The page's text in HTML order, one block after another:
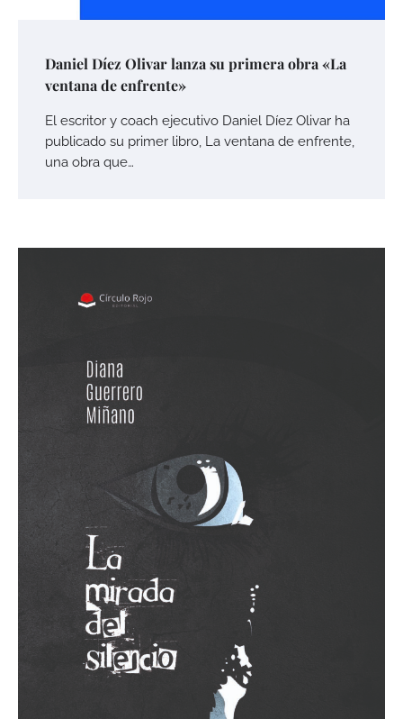
Daniel Díez Olivar lanza su primera obra «La
ventana de enfrente»
El escritor y coach ejecutivo Daniel Díez Olivar ha
publicado su primer libro, La ventana de enfrente,
una obra que…